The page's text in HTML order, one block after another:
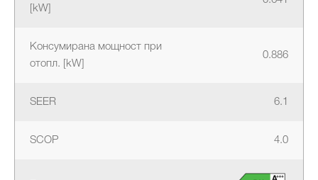
[kW]
Консумирана мощност при
отопл. [kW]
0.886
SEER 6.1
SCOP 4.0